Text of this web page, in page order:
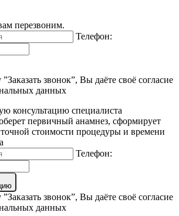
перезвоним.
Телефон:
звонок”, Вы даёте своё согласие
данных
консультацию специалиста
первичный анамнез, сформирует
стоимости процедуры и времени
Телефон:
звонок”, Вы даёте своё согласие
данных